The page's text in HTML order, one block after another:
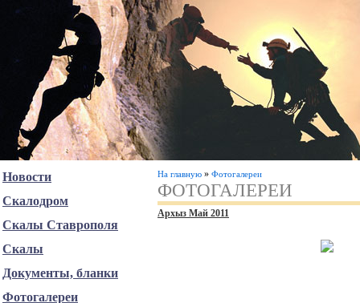
На главную » Фотогалереи
ФОТОГАЛЕРЕИ
Архыз Май 2011
Новости
Скалодром
Скалы Ставрополя
Скалы
Документы, бланки
Фотогалереи